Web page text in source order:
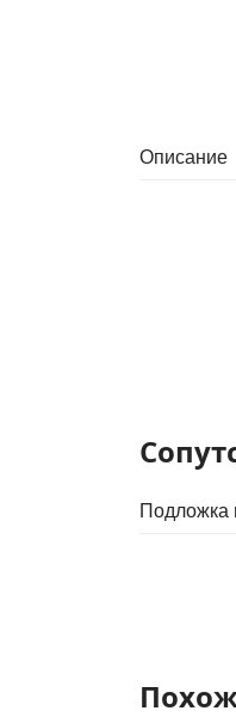
Описание
Подложка